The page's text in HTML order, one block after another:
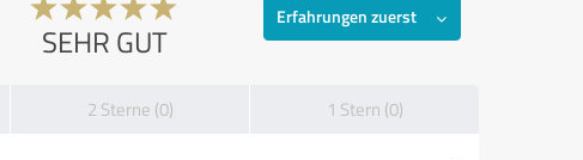
SEHR GUT
Erfahrungen zuerst
2 Sterne (0) 1 Stern (0)